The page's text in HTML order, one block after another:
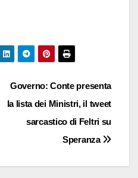
Governo: Conte presenta
la lista dei Ministri, il tweet
sarcastico di Feltri su
Speranza